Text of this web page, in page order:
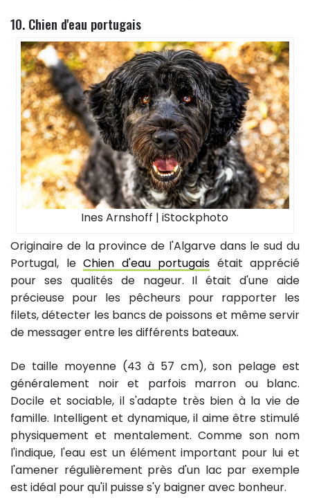
10. Chien d'eau portugais
Ines Arnshoff | iStockphoto
Originaire de la province de l'Algarve dans le sud du
Portugal, le Chien d'eau portugais était apprécié
pour ses qualités de nageur. Il était d'une aide
précieuse pour les pêcheurs pour rapporter les
filets, détecter les bancs de poissons et même servir
de messager entre les différents bateaux.
De taille moyenne (43 à 57 cm), son pelage est
généralement noir et parfois marron ou blanc.
Docile et sociable, il s'adapte très bien à la vie de
famille. Intelligent et dynamique, il aime être stimulé
physiquement et mentalement. Comme son nom
l'indique, l'eau est un élément important pour lui et
l'amener régulièrement près d'un lac par exemple
est idéal pour qu'il puisse s'y baigner avec bonheur.